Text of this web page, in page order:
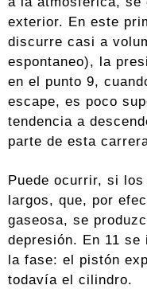
exterior. En este
discurre casi a
espontaneo), la
en el punto 9,
escape, es poco
tendencia a
parte de esta
Puede ocurrir, si
largos, que, por
gaseosa, se
depresión. En 11
la fase: el pistón
todavía el cilindro.